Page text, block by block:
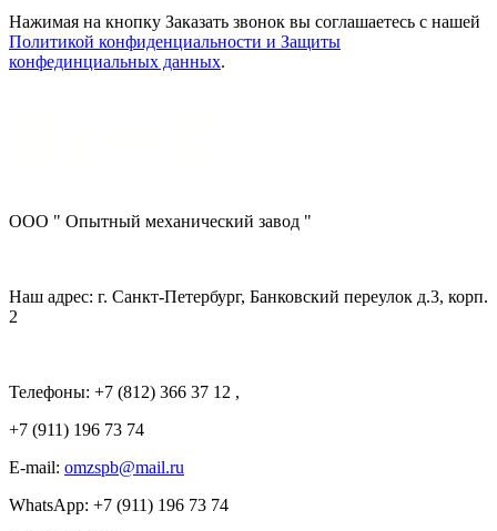
Нажимая на кнопку Заказать звонок вы соглашаетесь с нашей
Политикой конфиденциальности и Защиты
конфединциальных данных.
ООО " Опытный механический завод "
Наш адрес: г. Санкт-Петербург, Банковский переулок д.3, корп.
2
Телефоны: +7 (812) 366 37 12 ,
+7 (911) 196 73 74
E-mail: omzspb@mail.ru
WhatsApp: +7 (911) 196 73 74